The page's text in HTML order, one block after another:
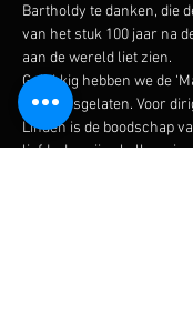
Bartholdy te danken, die
van het stuk 100 jaar na
aan de wereld liet zien.
Gelukkig hebben we de
meer losgelaten. Voor
Linden is de boodschap
liefde. In vrijwel elke aria